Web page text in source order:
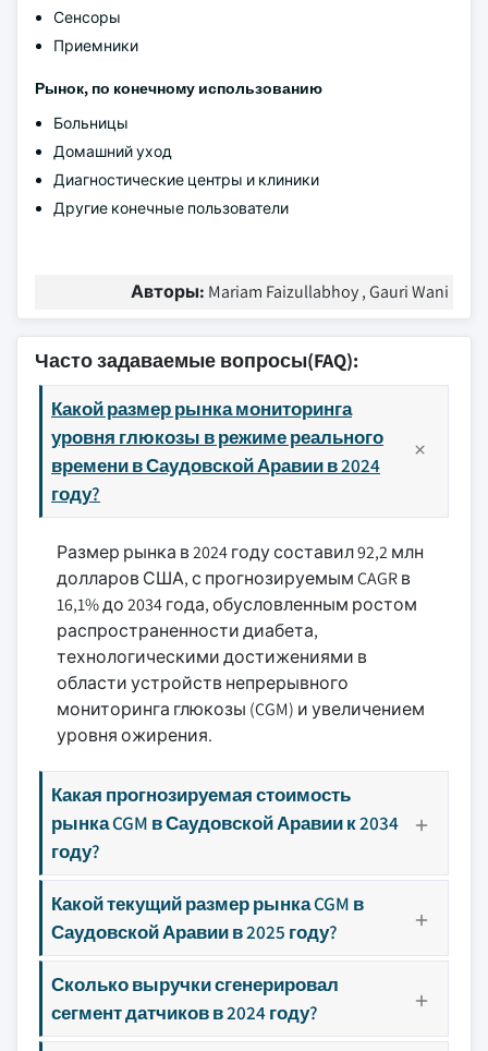
Сенсоры
Приемники
Рынок, по конечному использованию
Больницы
Домашний уход
Диагностические центры и клиники
Другие конечные пользователи
Авторы: Mariam Faizullabhoy , Gauri Wani
Часто задаваемые вопросы(FAQ):
Какой размер рынка мониторинга
уровня глюкозы в режиме реального
времени в Саудовской Аравии в 2024
году?
Размер рынка в 2024 году составил 92,2 млн
долларов США, с прогнозируемым CAGR в
16,1% до 2034 года, обусловленным ростом
распространенности диабета,
технологическими достижениями в
области устройств непрерывного
мониторинга глюкозы (CGM) и увеличением
уровня ожирения.
Какая прогнозируемая стоимость
рынка CGM в Саудовской Аравии к 2034
году?
Какой текущий размер рынка CGM в
Саудовской Аравии в 2025 году?
Сколько выручки сгенерировал
сегмент датчиков в 2024 году?